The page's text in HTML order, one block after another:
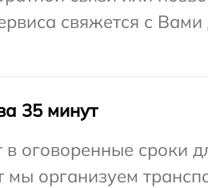
свяжется с
35 минут
оговоренные сроки
организуем